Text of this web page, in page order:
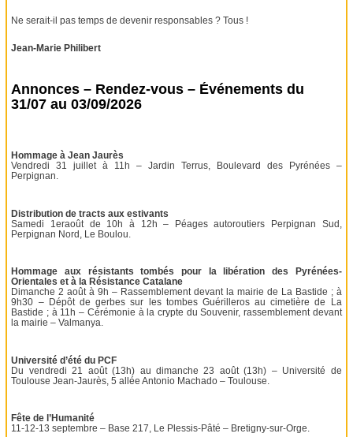
Ne serait-il pas temps de devenir responsables ? Tous !
Jean-Marie Philibert
Annonces – Rendez-vous – Événements du
31/07 au 03/09/2026
Hommage à Jean Jaurès
Vendredi 31 juillet à 11h – Jardin Terrus, Boulevard des Pyrénées –
Perpignan.
Distribution de tracts aux estivants
Samedi 1eraoût de 10h à 12h – Péages autoroutiers Perpignan Sud,
Perpignan Nord, Le Boulou.
Hommage aux résistants tombés pour la libération des Pyrénées-
Orientales et à la Résistance Catalane
Dimanche 2 août à 9h – Rassemblement devant la mairie de La Bastide ; à
9h30 – Dépôt de gerbes sur les tombes Guérilleros au cimetière de La
Bastide ; à 11h – Cérémonie à la crypte du Souvenir, rassemblement devant
la mairie – Valmanya.
Université d’été du PCF
Du vendredi 21 août (13h) au dimanche 23 août (13h) – Université de
Toulouse Jean-Jaurès, 5 allée Antonio Machado – Toulouse.
Fête de l’Humanité
11-12-13 septembre – Base 217, Le Plessis-Pâté – Bretigny-sur-Orge.